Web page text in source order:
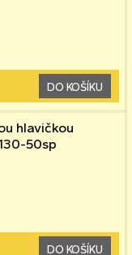
DO KOŠÍKU
hlavičkou
50sp
DO KOŠÍKU